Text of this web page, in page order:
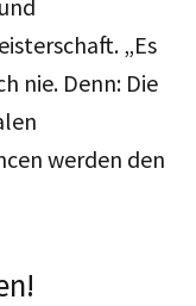
„Es
nie. Denn: Die
werden den